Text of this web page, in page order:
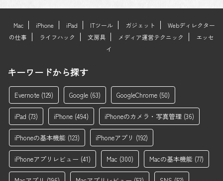
Mac iPhone iPad ITツール ガジェット
Webディレクター
の仕事
ライフハック 文房具 メディア運営テクニック
エッセ
イ
キーワードから探す
Evernote (129) Google (63) GoogleChrome (50)
iPad (73) iPhone (494) iPhoneのカメラ・写真管理 (36)
iPhoneの基本機能 (123) iPhoneアプリ (192)
iPhoneアプリレビュー (41) Mac (300) Macの基本機能 (77)